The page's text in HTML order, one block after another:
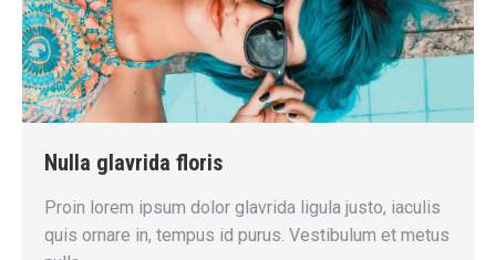
Nulla glavrida floris
Proin lorem ipsum dolor glavrida ligula justo, iaculis
quis ornare in, tempus id purus. Vestibulum et metus